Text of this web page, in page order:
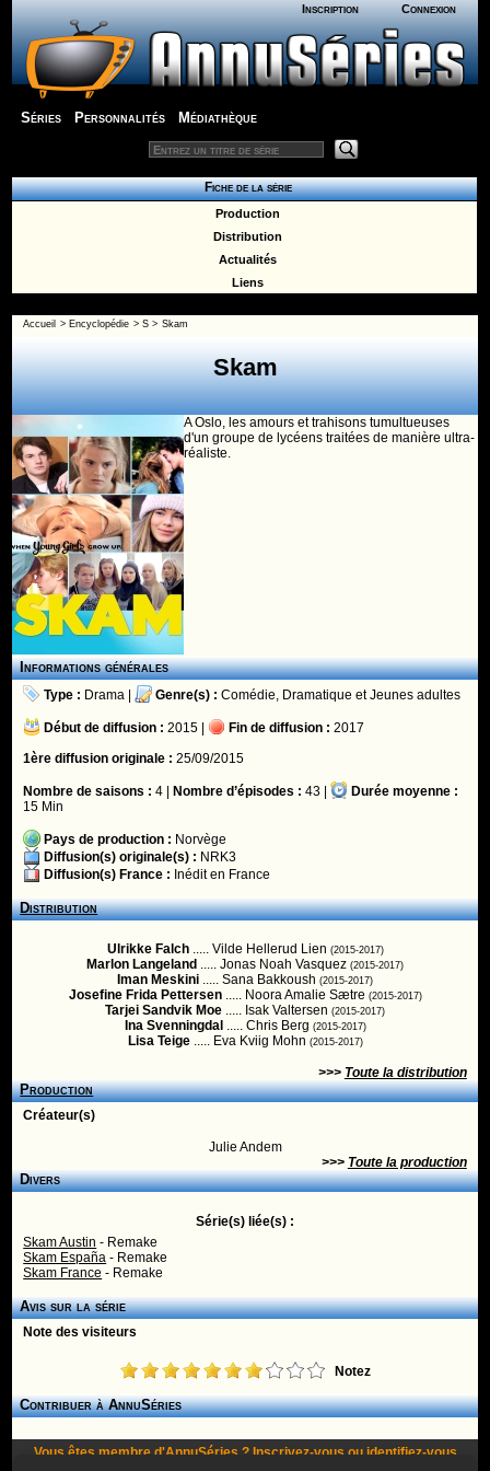
Inscription Connexion
Séries Personnalités Médiathèque
Fiche de la série
Production
Distribution
Actualités
Liens
Accueil > Encyclopédie >S > Skam
Skam
A Oslo, les amours et trahisons tumultueuses
d'un groupe de lycéens traitées de manière ultra-
réaliste.
Informations générales
Type : Drama | Genre(s) : Comédie, Dramatique etJeunes adultes
Début de diffusion : 2015 | Fin de diffusion : 2017
1ère diffusion originale : 25/09/2015
Nombre de saisons : 4 | Nombre d’épisodes : 43 |
Durée moyenne :
15 Min
Pays de production : Norvège
Diffusion(s) originale(s) : NRK3
Diffusion(s) France : Inédit en France
Distribution
Ulrikke Falch..... Vilde Hellerud Lien (2015-2017)
Marlon Langeland ..... Jonas Noah Vasquez (2015-2017)
Iman Meskini ..... Sana Bakkoush (2015-2017)
Josefine Frida Pettersen..... Noora Amalie Sætre (2015-2017)
Tarjei Sandvik Moe ..... Isak Valtersen (2015-2017)
Ina Svenningdal ..... Chris Berg (2015-2017)
Lisa Teige..... Eva Kviig Mohn (2015-2017)
>>> Toute la distribution
Production
Créateur(s)
Julie Andem
>>> Toute la production
Divers
Série(s) liée(s) :
Skam Austin - Remake
Skam España - Remake
Skam France - Remake
Avis sur la série
Note des visiteurs
Notez
Contribuer à AnnuSéries
Vous êtes membre d'AnnuSéries ? Inscrivez-vous ou identifiez-vous